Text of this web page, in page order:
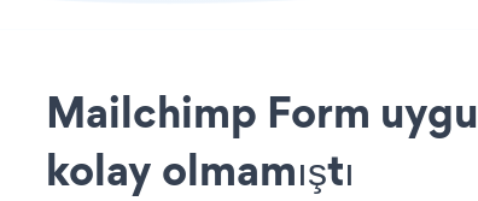
Mailchimp Form
kolay olmamıştı